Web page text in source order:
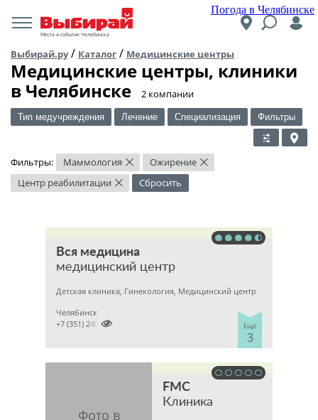
Погода в Челябинске
Места и события Челябинска
Выбирай.ру/ Каталог / Медицинские центры
Медицинские центры, клиники
в Челябинске
​2 компании
Тип медучреждения Лечение Специализация Фильтры
Фильтры: Маммология × Ожирение ×
Центр реабилитации × Сбросить
Вся медицина
медицинский центр
Детская клиника, Гинекология, Медицинский центр
Ещё
3
Челябинск

+7 (351) 2400303
FMC
Клиника